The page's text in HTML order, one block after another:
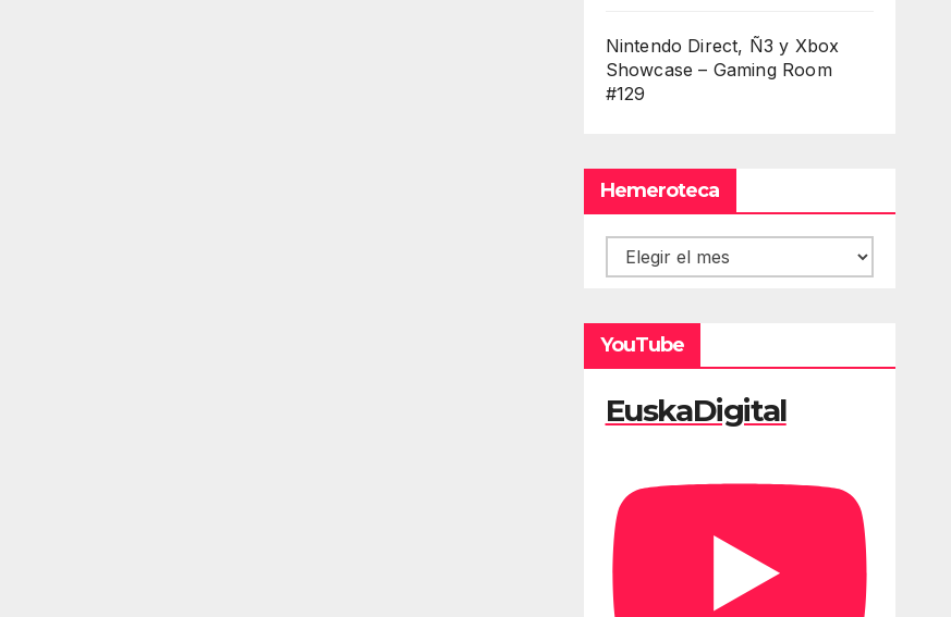
Nintendo Direct, Ñ3 y Xbox
Showcase – Gaming Room
#129
Hemeroteca
Hemeroteca
YouTube
EuskaDigital